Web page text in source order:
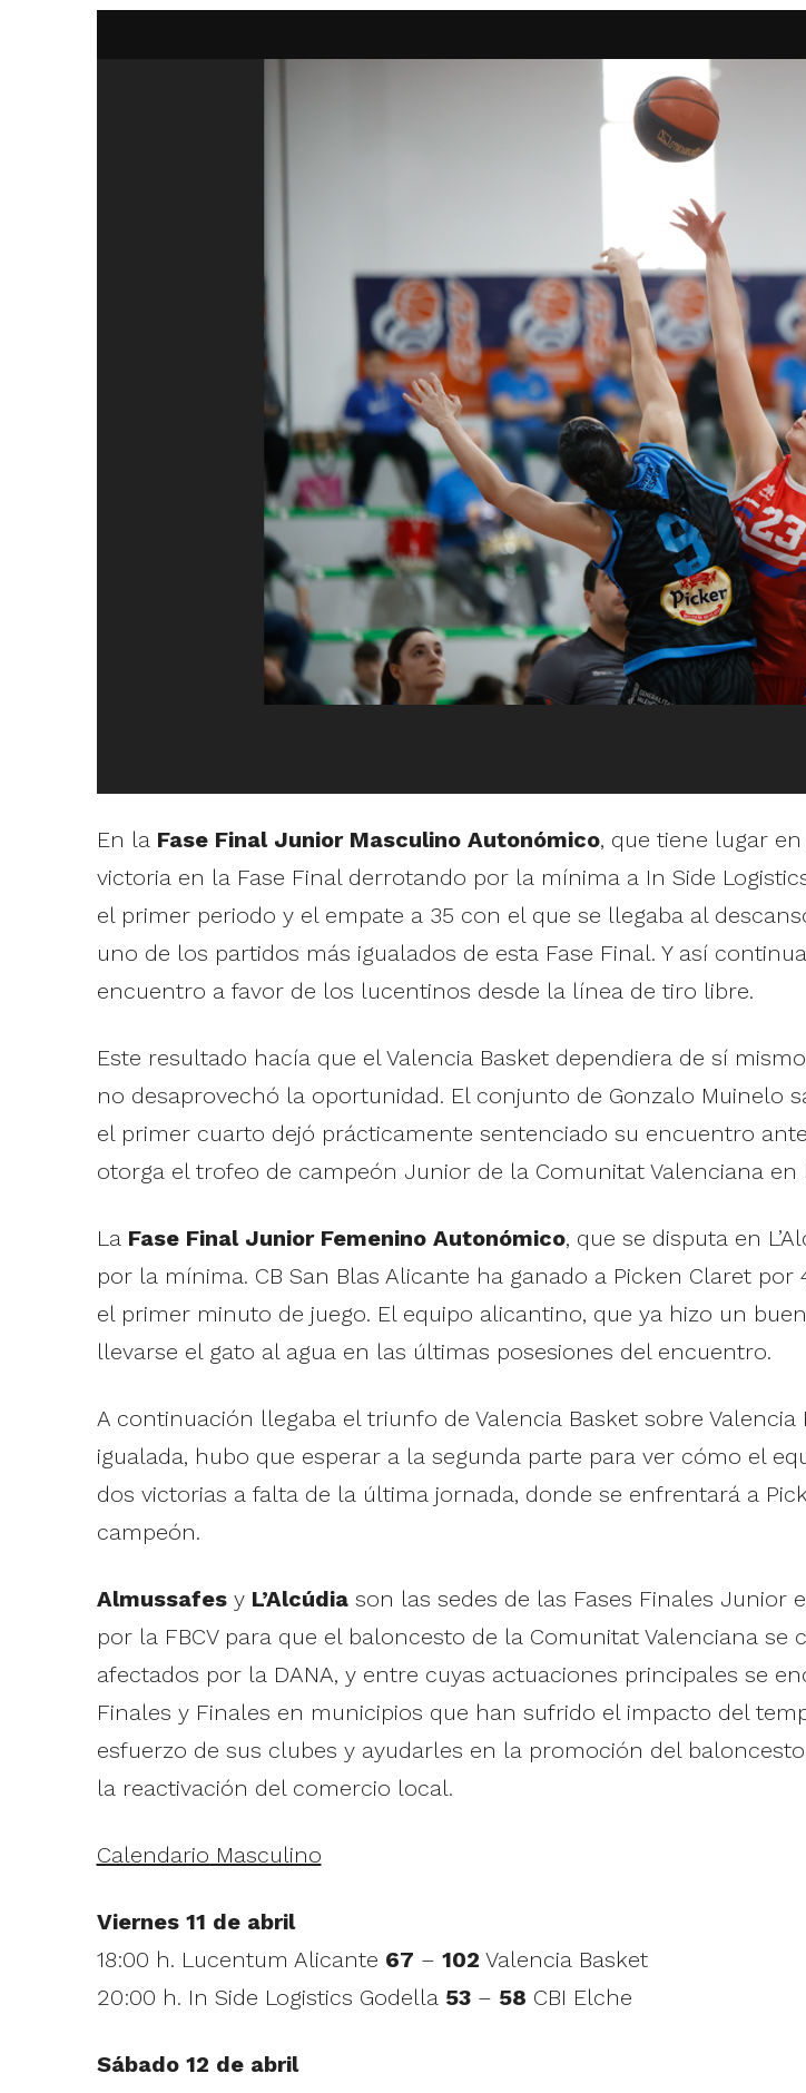
En la Fase Final Junior Masculino Autonómico, que tiene lugar
victoria en la Fase Final derrotando por la mínima a In Side
el primer periodo y el empate a 35 con el que se llegaba al
uno de los partidos más igualados de esta Fase Final. Y así
encuentro a favor de los lucentinos desde la línea de tiro libre.
Este resultado hacía que el Valencia Basket dependiera de sí
no desaprovechó la oportunidad. El conjunto de Gonzalo Muinelo
el primer cuarto dejó prácticamente sentenciado su encuentro
otorga el trofeo de campeón Junior de la Comunitat Valenciana
La Fase Final Junior Femenino Autonómico, que se disputa en
por la mínima. CB San Blas Alicante ha ganado a Picken Claret
el primer minuto de juego. El equipo alicantino, que ya hizo un
llevarse el gato al agua en las últimas posesiones del encuentro.
A continuación llegaba el triunfo de Valencia Basket sobre
igualada, hubo que esperar a la segunda parte para ver cómo el
dos victorias a falta de la última jornada, donde se enfrentará a
campeón.
Almussafesy L’Alcúdiason las sedes de las Fases Finales Junior
por la FBCV para que el baloncesto de la Comunitat Valenciana
afectados por la DANA, y entre cuyas actuaciones principales se
Finales y Finales en municipios que han sufrido el impacto del
esfuerzo de sus clubes y ayudarles en la promoción del
la reactivación del comercio local.
Calendario Masculino
Viernes 11 de abril
18:00 h. Lucentum Alicante 67 – 102 Valencia Basket
20:00 h. In Side Logistics Godella 53– 58 CBI Elche
Sábado 12 de abril